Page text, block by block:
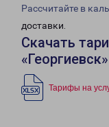
Рассчитайте в
доставки.
Скачать
«Георгиевск»
Тарифы на